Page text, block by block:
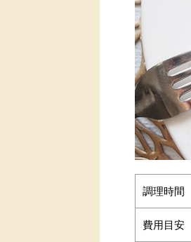
調理時間
費用目安